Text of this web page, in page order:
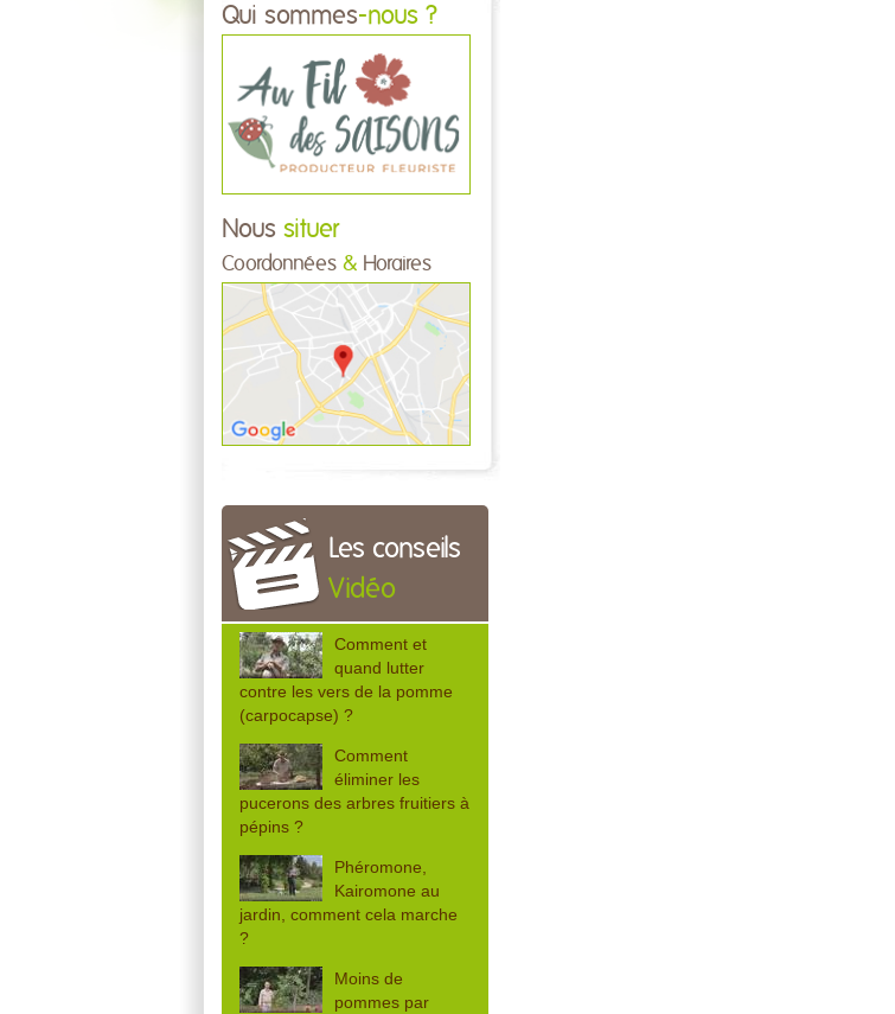
Qui sommes-nous ?
Nous situer
Coordonnées & Horaires
Les conseils
Vidéo
Comment et
quand lutter
contre les vers de la pomme
(carpocapse) ?
Comment
éliminer les
pucerons des arbres fruitiers à
pépins ?
Phéromone,
Kairomone au
jardin, comment cela marche
?
Moins de
pommes par